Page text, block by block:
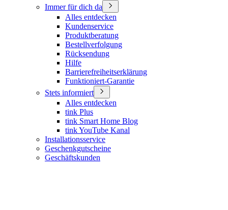
Immer für dich da
Alles entdecken
Kundenservice
Produktberatung
Bestellverfolgung
Rücksendung
Hilfe
Barrierefreiheitserklärung
Funktioniert-Garantie
Stets informiert
Alles entdecken
tink Plus
tink Smart Home Blog
tink YouTube Kanal
Installationsservice
Geschenkgutscheine
Geschäftskunden